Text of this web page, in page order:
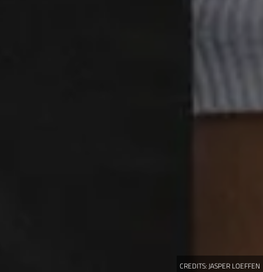
CREDITS: JASPER LOEFFEN